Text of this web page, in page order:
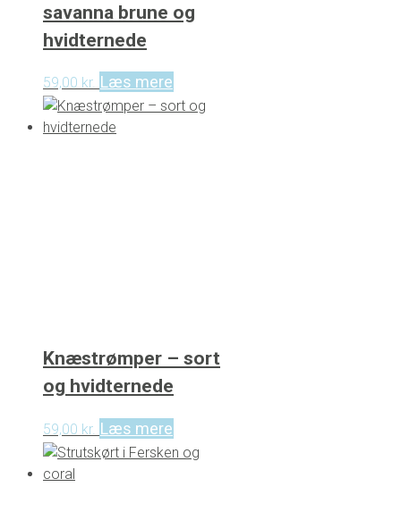
savanna brune og
hvidternede
59,00 kr. Læs mere
Knæstrømper – sort
og hvidternede
59,00 kr. Læs mere